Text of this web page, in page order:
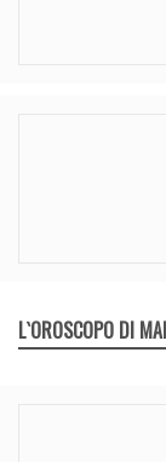
L`OROSCOPO DI